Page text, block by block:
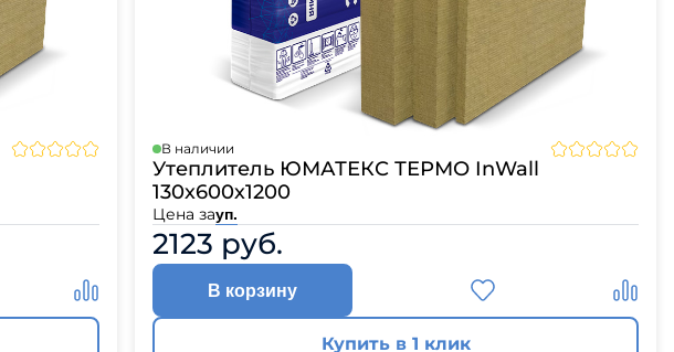
В наличии
Утеплитель ЮМАТЕКС ТЕРМО InWall
130х600х1200
Цена зауп.
2123 руб.
В корзину
Купить в 1 клик